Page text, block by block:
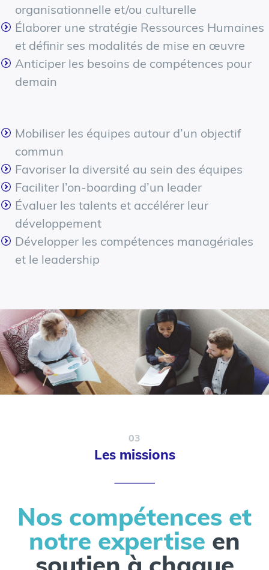
organisationnelle et/ou culturelle
Élaborer une stratégie Ressources Humaines
et définir ses modalités de mise en œuvre
Anticiper les besoins de compétences pour
demain
Mobiliser les équipes autour d’un objectif
commun
Favoriser la diversité au sein des équipes
Faciliter l’on-boarding d’un leader
Évaluer les talents et accélérer leur
développement
Développer les compétences managériales
et le leadership
03
Les missions
Nos compétences et
notre expertise en